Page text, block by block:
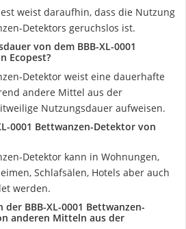
weist daraufhin, dass die Nutzung
Detektors geruchslos ist.
von dem ‎BBB-XL-0001
Ecopest?
Detektor weist eine dauerhafte
andere Mittel aus der
Nutzungsdauer aufweisen.
0001 Bettwanzen-Detektor von
Detektor kann in Wohnungen,
Schlafsälen, Hotels aber auch
werden.
‎BBB-XL-0001 Bettwanzen-
anderen Mitteln aus der